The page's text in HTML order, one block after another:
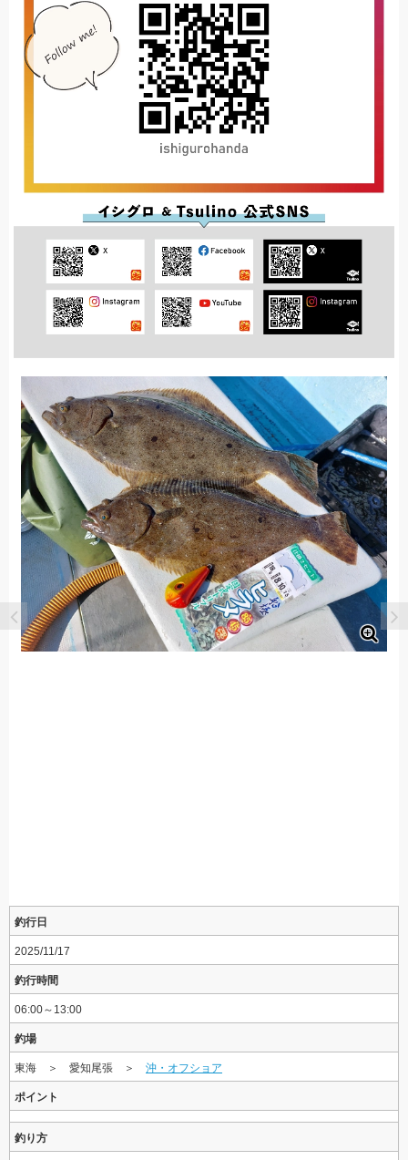
釣行日
2025/11/17
釣行時間
06:00～13:00
釣場
東海 ＞ 愛知尾張 ＞ 沖・オフショア
ポイント
釣り方